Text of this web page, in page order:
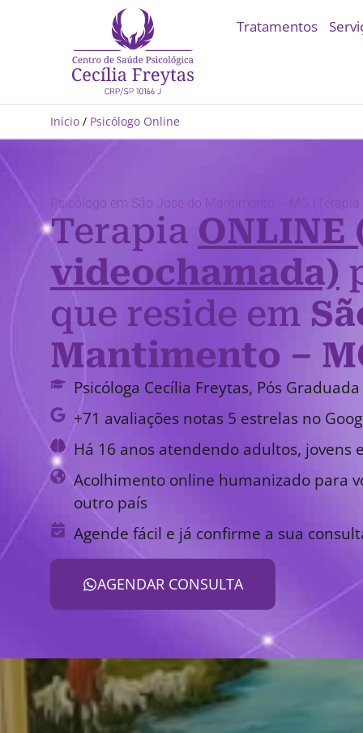
Tratamentos
Início / Psicólogo Online
Psicólogo em São José do Mantimento – MG (Terapia
Terapia ONLINE
videochamada)
que reside em
Mantimento –
Psicóloga Cecília Freytas, Pós
+71 avaliações notas 5 estrelas no
Há 16 anos atendendo adultos, jovens
Acolhimento online humanizado para
outro país
Agende fácil e já confirme a sua
AGENDAR CONSULTA